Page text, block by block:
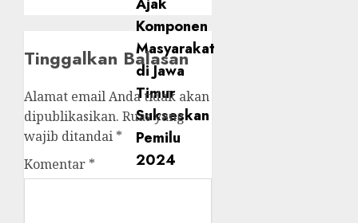
Tinggalkan Balasan
Alamat email Anda tidak akan
dipublikasikan. Ruas yang
wajib ditandai *
Komentar *